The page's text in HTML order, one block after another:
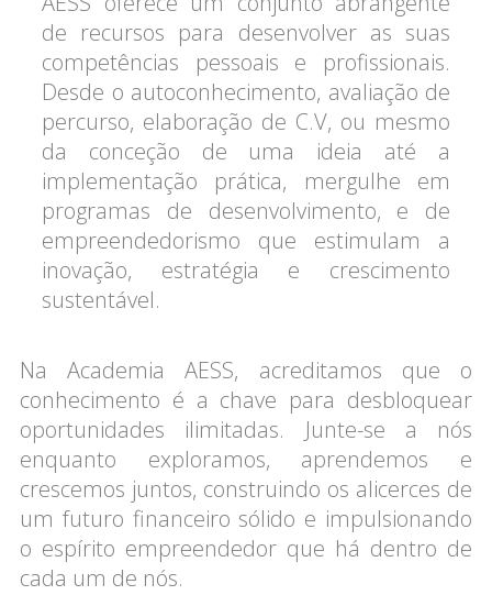
de recursos para desenvolver as suas
competências pessoais e profissionais.
Desde o autoconhecimento, avaliação de
percurso, elaboração de C.V, ou mesmo
da conceção de uma ideia até a
implementação prática, mergulhe em
programas de desenvolvimento, e de
empreendedorismo que estimulam a
inovação, estratégia e crescimento
sustentável.
Na Academia AESS, acreditamos que o
conhecimento é a chave para desbloquear
oportunidades ilimitadas. Junte-se a nós
enquanto exploramos, aprendemos e
crescemos juntos, construindo os alicerces de
um futuro financeiro sólido e impulsionando
o espírito empreendedor que há dentro de
cada um de nós.